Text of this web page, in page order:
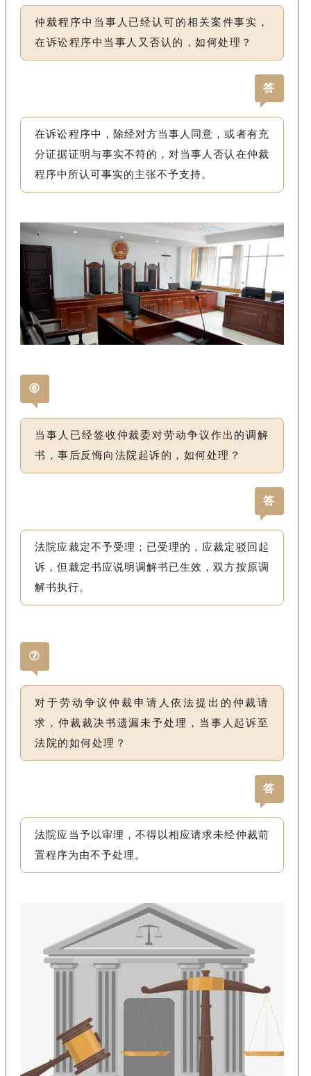
仲裁程序中当事人已经认可的相关案件事实，
在诉讼程序中当事人又否认的，如何处理？
答
在诉讼程序中，除经对方当事人同意，或者有充
分证据证明与事实不符的，对当事人否认在仲裁
程序中所认可事实的主张不予支持。
⑥
当事人已经签收仲裁委对劳动争议作出的调解
书，事后反悔向法院起诉的，如何处理？
答
法院应裁定不予受理；已受理的，应裁定驳回起
诉，但裁定书应说明调解书已生效，双方按原调
解书执行。
⑦
对于劳动争议仲裁申请人依法提出的仲裁请
求，仲裁裁决书遗漏未予处理，当事人起诉至
法院的如何处理？
答
法院应当予以审理，不得以相应请求未经仲裁前
置程序为由不予处理。